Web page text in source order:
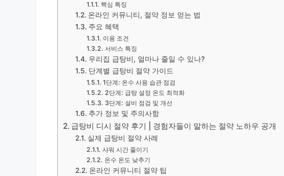
핵심 특징
온라인 커뮤니티, 절약 정보 얻는 법
주요 혜택
이용 조건
서비스 특징
우리집 급탕비, 얼마나 줄일 수 있나?
단계별 급탕비 절약 가이드
1단계: 온수 사용 습관 점검
2단계: 급탕 설정 온도 최적화
3단계: 설비 점검 및 개선
추가 정보 및 주의사항
급탕비 디시 절약 후기 | 경험자들이 말하는 절약 노하우 공개
실제 급탕비 절약 사례
샤워 시간 줄이기
온수 온도 낮추기
온라인 커뮤니티 절약 팁